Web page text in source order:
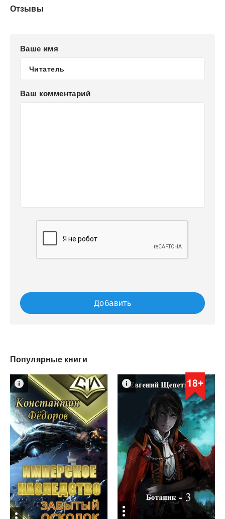
Отзывы
Ваше имя
Ваш комментарий
Добавить
Популярные книги